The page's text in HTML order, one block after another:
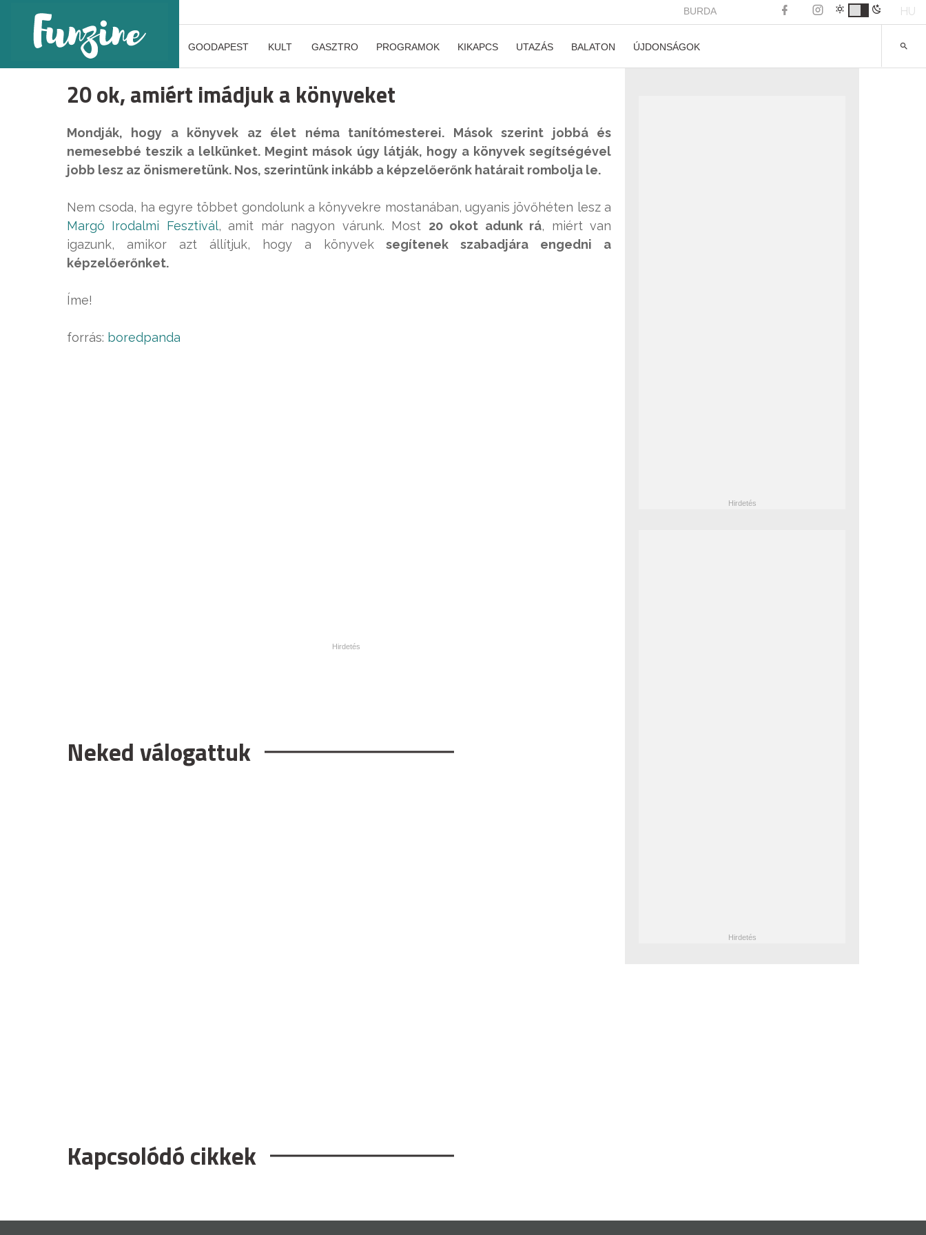
BURDA HU
GOODAPEST KULT GASZTRO PROGRAMOK KIKAPCS UTAZÁS BALATON ÚJDONSÁGOK
20 ok, amiért imádjuk a könyveket
Mondják, hogy a könyvek az élet néma tanítómesterei. Mások szerint jobbá és
nemesebbé teszik a lelkünket. Megint mások úgy látják, hogy a könyvek segítségével
jobb lesz az önismeretünk. Nos, szerintünk inkább a képzelőerőnk határait rombolja le.
Nem csoda, ha egyre többet gondolunk a könyvekre mostanában, ugyanis jövőhéten lesz a
Margó Irodalmi Fesztivál, amit már nagyon várunk. Most 20 okot adunk rá, miért van
igazunk, amikor azt állítjuk, hogy a könyvek segítenek szabadjára engedni a
képzelőerőnket.
Íme!
forrás: boredpanda
Neked válogattuk
Kapcsolódó cikkek